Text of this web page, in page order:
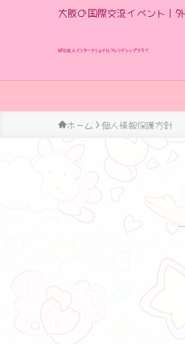
大阪の国際交流イベント｜
ホーム 個人情報保護方針